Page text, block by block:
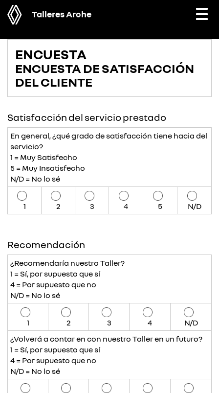
Talleres Arche
ENCUESTA
ENCUESTA DE SATISFACCIÓN
DEL CLIENTE
Satisfacción del servicio prestado
En general, ¿qué grado de satisfacción tiene hacia del
servicio?
1 = Muy Satisfecho
5 = Muy Insatisfecho
N/D = No lo sé
1 2 3 4 5 N/D
Recomendación
¿Recomendaría nuestro Taller?
1 = Sí, por supuesto que sí
4 = Por supuesto que no
N/D = No lo sé
1 2 3 4
N/D
¿Volverá a contar en con nuestro Taller en un futuro?
1 = Sí, por supuesto que sí
4 = Por supuesto que no
N/D = No lo sé